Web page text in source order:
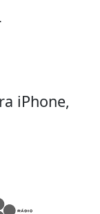
iPhone,